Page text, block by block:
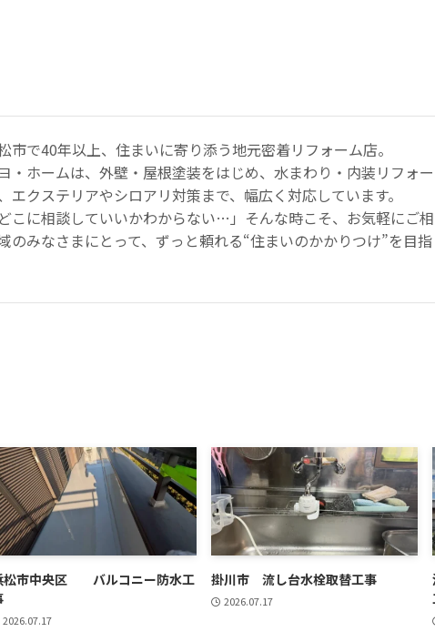
市で40年以上、住まいに寄り添う地元密着リフォーム店。
・ホームは、外壁・屋根塗装をはじめ、水まわり・内装リフォ
エクステリアやシロアリ対策まで、幅広く対応しています。
こに相談していいかわからない…」そんな時こそ、お気軽にご相
のみなさまにとって、ずっと頼れる“住まいのかかりつけ”を目指
松市中央区 バルコニー防水工
2026.07.17
掛川市 流し台水栓取替工事
2026.07.17